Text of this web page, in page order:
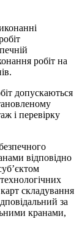
робіт на
допускаються
і перевірку
відповідно
складування
за
кранами,